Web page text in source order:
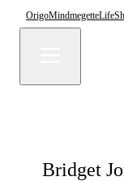
OrigoMindmegetteLife
Bridget